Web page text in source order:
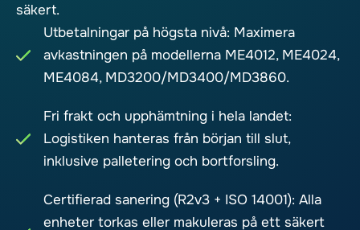
säkert.
Utbetalningar på högsta nivå: Maximera
avkastningen på modellerna ME4012, ME4024,
ME4084, MD3200/MD3400/MD3860.
Fri frakt och upphämtning i hela landet:
Logistiken hanteras från början till slut,
inklusive palletering och bortforsling.
Certifierad sanering (R2v3 + ISO 14001): Alla
enheter torkas eller makuleras på ett säkert